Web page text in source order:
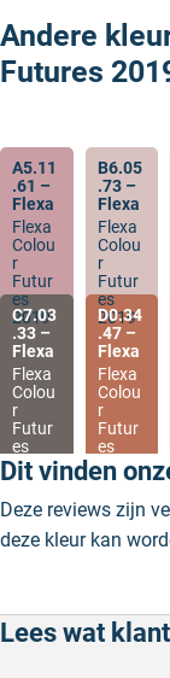
Andere
Futures
A5.11
.61 –
Flexa
Flexa
Colou
r
Futur
es
2019
B6.05
.73 –
Flexa
Flexa
Colou
r
Futur
es
2019
C7.03
.33 –
Flexa
Flexa
Colou
r
Futur
es
2019
D0.34
.47 –
Flexa
Flexa
Colou
r
Futur
es
2019
Dit vinden
Deze reviews zijn
deze kleur kan
Lees wat